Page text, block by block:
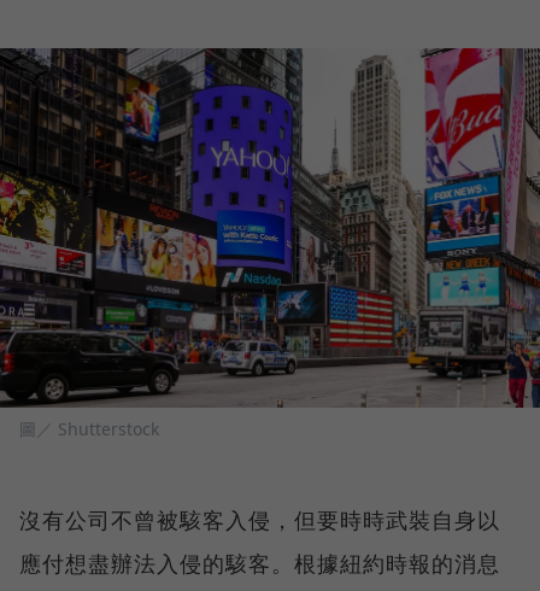
圖／ Shutterstock
沒有公司不曾被駭客入侵，但要時時武裝自身以
應付想盡辦法入侵的駭客。根據紐約時報的消息